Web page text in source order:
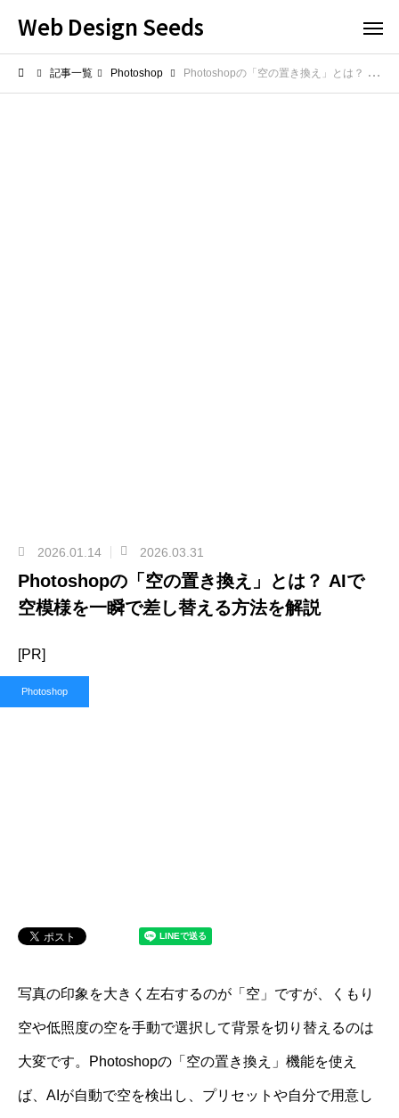
Web Design Seeds
記事一覧 Photoshop Photoshopの「空の置き換え」とは？ AIで空模様を一瞬で差し替える方法を解説
2026.01.14 2026.03.31
Photoshopの「空の置き換え」とは？ AIで
空模様を一瞬で差し替える方法を解説
[PR]
Photoshop
写真の印象を大きく左右するのが「空」ですが、くもり
空や低照度の空を手動で選択して背景を切り替えるのは
大変です。Photoshopの「空の置き換え」機能を使え
ば、AIが自動で空を検出し、プリセットや自分で用意し